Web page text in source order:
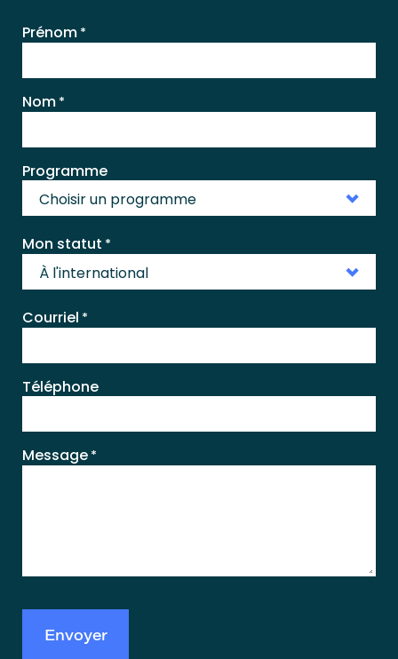
Prénom *
Nom *
Programme
Choisir un programme
Mon statut *
À l'international
Courriel *
Téléphone
Message *